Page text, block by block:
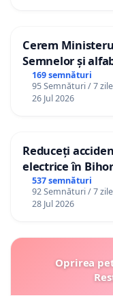
Cerem
Semnelor și
Republica
169 semnături
95 Semnături / 7 zile
26 Jul 2026
Reduceți
electrice în Bihor
537 semnături
92 Semnături / 7 zile
28 Jul 2026
Oprirea